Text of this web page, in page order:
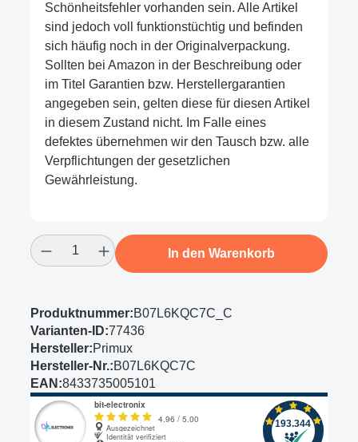
Schönheitsfehler vorhanden sein. Alle Artikel
sind jedoch voll funktionstüchtig und befinden
sich häufig noch in der Originalverpackung.
Sollten bei Amazon in der Beschreibung oder
im Titel Garantien bzw. Herstellergarantien
angegeben sein, gelten diese für diesen Artikel
in diesem Zustand nicht. Im Falle eines
defektes übernehmen wir den Tausch bzw. alle
Verpflichtungen der gesetzlichen
Gewährleistung.
Produkt Anzahl: Gib den gewünschten
In den Warenkorb
Produktnummer:B07L6KQC7C_C
Varianten-ID:77436
Hersteller:Primux
Hersteller-Nr.:B07L6KQC7C
EAN:8433735005101